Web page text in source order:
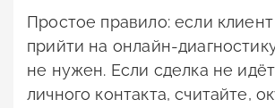
Простое правило: если клиент
прийти на онлайн-
не нужен. Если сделка не
личного контакта, считайте,